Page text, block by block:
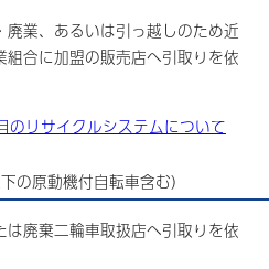
業、あるいは引っ越しのため近
合に加盟の販売店へ引取りを依
のリサイクルシステムについて
の原動機付自転車含む）
廃棄二輪車取扱店へ引取りを依